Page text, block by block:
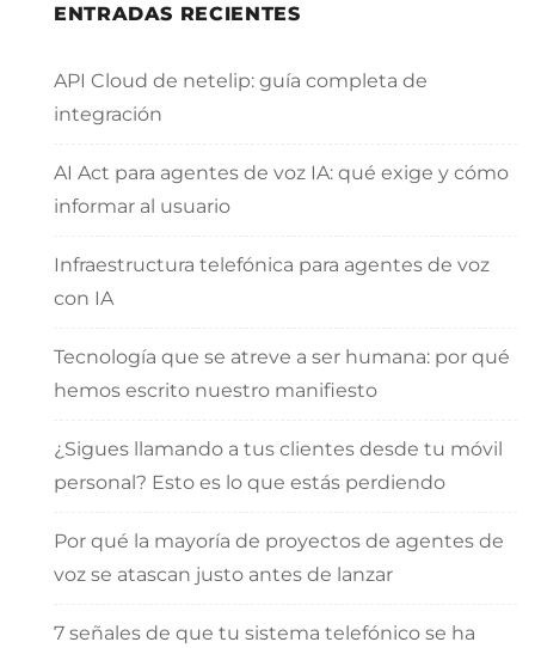
ENTRADAS RECIENTES
API Cloud de netelip: guía completa de
integración
AI Act para agentes de voz IA: qué exige y cómo
informar al usuario
Infraestructura telefónica para agentes de voz
con IA
Tecnología que se atreve a ser humana: por qué
hemos escrito nuestro manifiesto
¿Sigues llamando a tus clientes desde tu móvil
personal? Esto es lo que estás perdiendo
Por qué la mayoría de proyectos de agentes de
voz se atascan justo antes de lanzar
7 señales de que tu sistema telefónico se ha